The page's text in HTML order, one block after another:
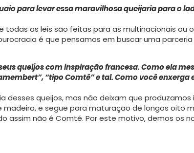
para levar essa maravilhosa queijaria para o
as leis são feitas para as multinacio­nais ou o
é que pensamos em buscar uma
queijos com inspiração francesa. Como ela
“tipo Comtê” e tal. Como você enxerga
queijos, mas não deixam que produzamos
e segue para maturação de longos oito
assim não é Comté. Por este motivo, demos os